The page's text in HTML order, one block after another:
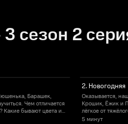
сезон 2
Барашек,
Чем отличается
Какие бывают цвета и
играть, рисовать
2. Новогодняя
Оказывается,
Крошик, Ёжик и
лёгкое от
формы
5 минут